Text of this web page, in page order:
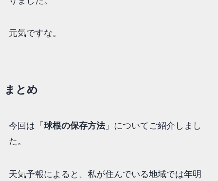
元気ですな。
まとめ
今回は「 球根の保存方法」についてご紹介しまし
た。
天気予報によると、私が住んでいる地域では年明